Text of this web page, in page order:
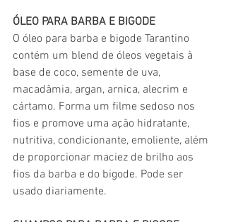
ÓLEO PARA BARBA E BIGODE
O óleo para barba e bigode Tarantino
contém um blend de óleos vegetais à
base de coco, semente de uva,
macadâmia, argan, arnica, alecrim e
cártamo. Forma um filme sedoso nos
fios e promove uma ação hidratante,
nutritiva, condicionante, emoliente, além
de proporcionar maciez de brilho aos
fios da barba e do bigode. Pode ser
usado diariamente.